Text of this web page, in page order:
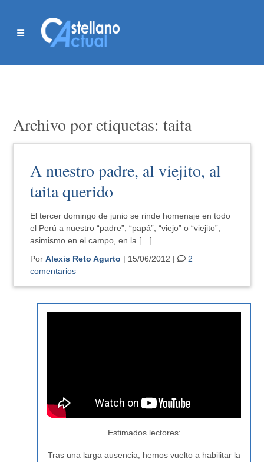
Archivo por etiquetas: taita
A nuestro padre, al viejito, al
taita querido
El tercer domingo de junio se rinde homenaje en todo
el Perú a nuestro “padre”, “papá”, “viejo” o “viejito”;
asimismo en el campo, en la […]
PorAlexis Reto Agurto | 15/06/2012 |
2
comentarios
Estimados lectores:
Tras una larga ausencia, hemos vuelto a habilitar la